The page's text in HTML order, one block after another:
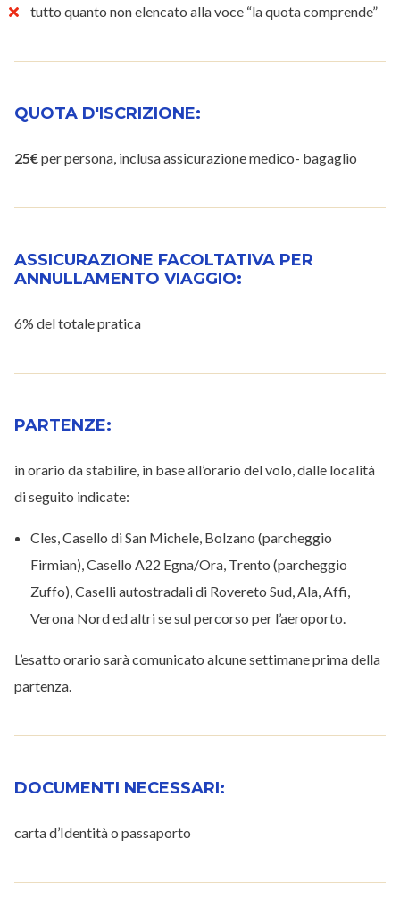
tutto quanto non elencato alla voce “la quota comprende”
QUOTA D'ISCRIZIONE:
25€per persona, inclusa assicurazione medico- bagaglio
ASSICURAZIONE FACOLTATIVA PER
ANNULLAMENTO VIAGGIO:
6% del totale pratica
PARTENZE:
in orario da stabilire, in base all’orario del volo, dalle località
di seguito indicate:
Cles, Casello di San Michele, Bolzano (parcheggio
Firmian), Casello A22 Egna/Ora, Trento (parcheggio
Zuffo), Caselli autostradali di Rovereto Sud, Ala, Affi,
Verona Nord ed altri se sul percorso per l’aeroporto.
L’esatto orario sarà comunicato alcune settimane prima della
partenza.
DOCUMENTI NECESSARI:
carta d’Identità o passaporto